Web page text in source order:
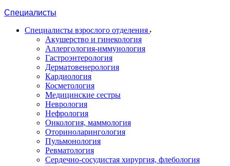
Специалисты
Специалисты взрослого отделения
Акушерство и гинекология
Аллергология-иммунология
Гастроэнтерология
Дерматовенерология
Кардиология
Косметология
Медицинские сестры
Неврология
Нефрология
Онкология, маммология
Оториноларингология
Пульмонология
Ревматология
Сердечно-сосудистая хирургия, флебология